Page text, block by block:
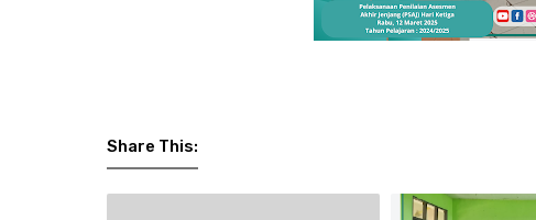
Share This: